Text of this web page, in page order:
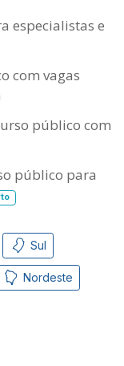
especialistas e
com vagas
público com
público para
Sul
Nordeste